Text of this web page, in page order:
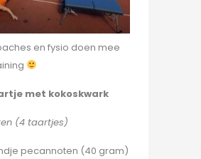
en fysio doen mee
met kokoskwark
(4 taartjes)
pecannoten (40 gram)